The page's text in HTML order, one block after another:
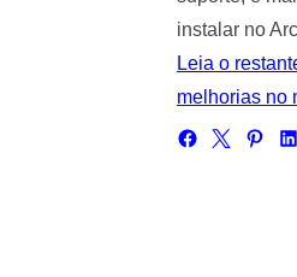
instalar no
Leia o
melhorias no